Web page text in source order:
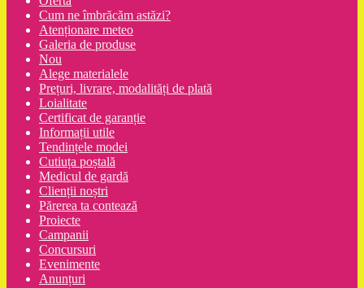
Cum ne îmbrăcăm astăzi?
Atenționare meteo
Galeria de produse
Nou
Alege materialele
Prețuri, livrare, modalități de plată
Loialitate
Certificat de garanție
Informații utile
Tendințele modei
Cutiuța poștală
Medicul de gardă
Clienții noștri
Părerea ta contează
Proiecte
Campanii
Concursuri
Evenimente
Anunțuri